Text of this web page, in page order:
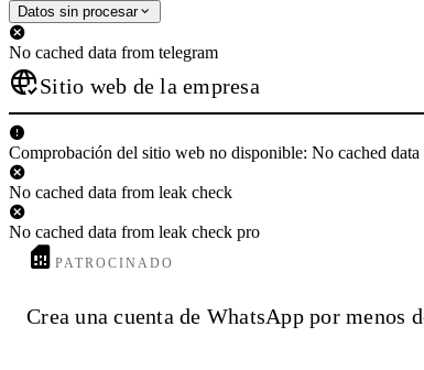
Datos sin procesar
No cached data from telegram
Sitio web de la empresa
Comprobación del sitio web no disponible: No cached
No cached data from leak check
No cached data from leak check pro
PATROCINADO
Crea una cuenta de WhatsApp por menos